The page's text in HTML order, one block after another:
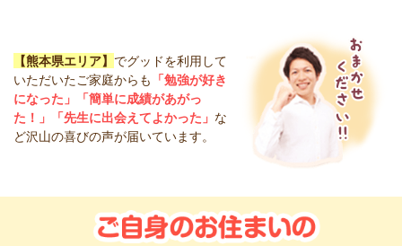
【熊本県エリア】 でグッドを利用して
いただいたご家庭からも 「勉強が好き
になった」「簡単に成績があがっ
た！」「先生に出会えてよかった」 な
ど沢山の喜びの声が届いています。